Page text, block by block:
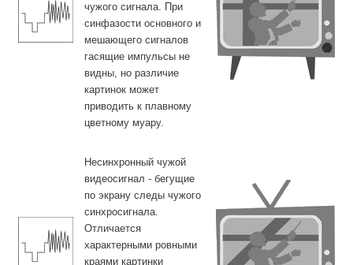
чужого сигнала. При
синфазости основного и
мешающего сигналов
гасящие импульсы не
видны, но различие
картинок может
приводить к плавному
цветному муару.
Несинхронный чужой
видеосигнал - бегущие
по экрану следы чужого
синхросигнала.
Отличается
характерными ровными
краями картинки